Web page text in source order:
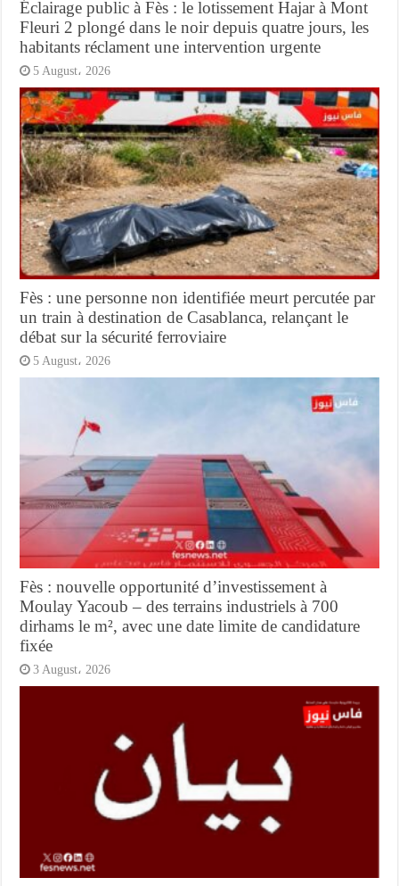
Éclairage public à Fès : le lotissement Hajar à Mont
Fleuri 2 plongé dans le noir depuis quatre jours, les
habitants réclament une intervention urgente
5 August، 2026
Fès : une personne non identifiée meurt percutée par
un train à destination de Casablanca, relançant le
débat sur la sécurité ferroviaire
5 August، 2026
Fès : nouvelle opportunité d’investissement à
Moulay Yacoub – des terrains industriels à 700
dirhams le m², avec une date limite de candidature
fixée
3 August، 2026